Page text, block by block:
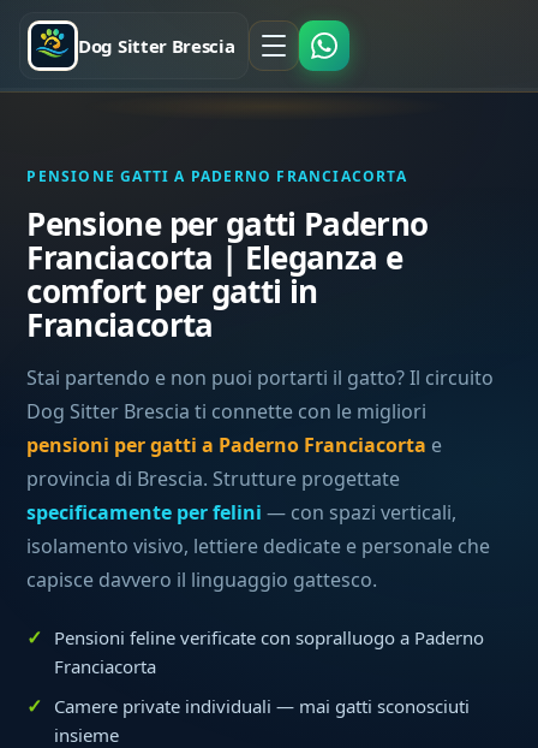
Dog Sitter Brescia
PENSIONE GATTI A PADERNO FRANCIACORTA
Pensione per gatti Paderno
Franciacorta | Eleganza e
comfort per gatti in
Franciacorta
Stai partendo e non puoi portarti il gatto? Il circuito
Dog Sitter Brescia ti connette con le migliori
pensioni per gatti a Paderno Franciacorta e
provincia di Brescia. Strutture progettate
specificamente per felini — con spazi verticali,
isolamento visivo, lettiere dedicate e personale che
capisce davvero il linguaggio gattesco.
Pensioni feline verificate con sopralluogo a Paderno
Franciacorta
Camere private individuali — mai gatti sconosciuti
insieme